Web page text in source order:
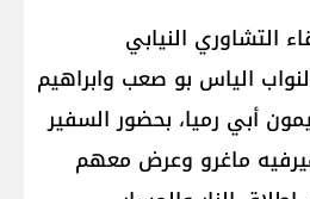
التشاوري النيابي
الياس بو صعب وابراهيم
أبي رميا، بحضور السفير
ماغرو وعرض معهم